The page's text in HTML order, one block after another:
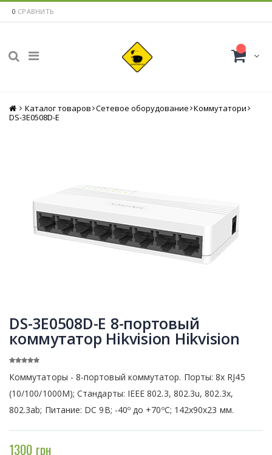
0 СРАВНИТЬ
Главная
Каталог товаров Сетевое оборудование Коммутатори
DS-3E0508D-E
DS-3E0508D-E 8-портовый
коммутатор Hikvision Hikvision
Коммутаторы - 8-портовый коммутатор. Порты: 8x RJ45
(10/100/1000M); Стандарты: IEEE 802.3, 802.3u, 802.3x,
802.3ab; Питание: DC 9В; -40º до +70ºC; 142x90x23 мм.
1300 грн